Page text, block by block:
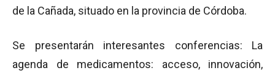
de la Cañada, situado en la provincia de Córdoba.
Se presentarán interesantes conferencias: La
agenda de medicamentos: acceso, innovación,